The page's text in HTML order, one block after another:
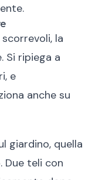
la
Si ripiega a
e
anche su
giardino, quella
Due teli con